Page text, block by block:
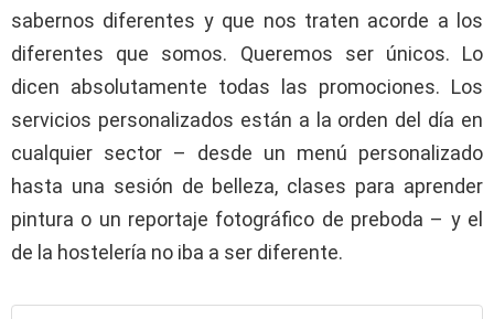
sabernos diferentes y que nos traten acorde a los
diferentes que somos. Queremos ser únicos. Lo
dicen absolutamente todas las promociones. Los
servicios personalizados están a la orden del día en
cualquier sector – desde un menú personalizado
hasta una sesión de belleza, clases para aprender
pintura o un reportaje fotográfico de preboda – y el
de la hostelería no iba a ser diferente.